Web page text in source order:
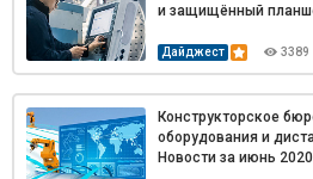
Дайджест 3389
и защищённый
Конструкторское
оборудования и
Новости за июнь 2020